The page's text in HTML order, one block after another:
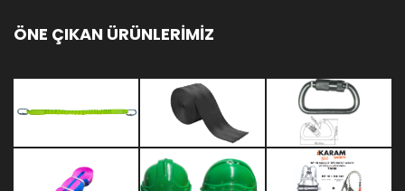
ÖNE ÇIKAN ÜRÜNLERİMİZ